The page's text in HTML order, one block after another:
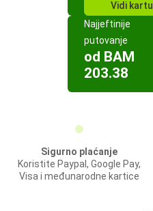
Vidi kartu
Najjeftinije
putovanje
od BAM
203.38
Sigurno plaćanje
Koristite Paypal, Google Pay,
Visa i međunarodne kartice